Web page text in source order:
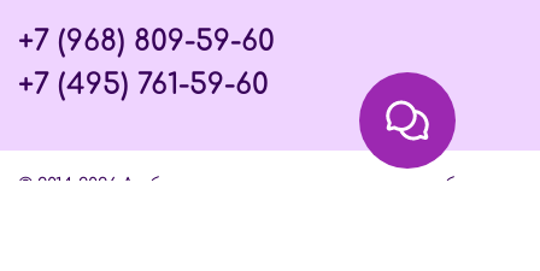
+7 (968) 809-59-60
+7 (495) 761-59-60
© 2014-2026 Любое использование контента без